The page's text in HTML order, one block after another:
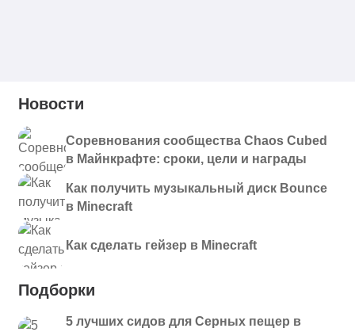
Новости
Соревнования сообщества Chaos Cubed
в Майнкрафте: сроки, цели и награды
Как получить музыкальный диск Bounce
в Minecraft
Как сделать гейзер в Minecraft
Подборки
5 лучших сидов для Серных пещер в